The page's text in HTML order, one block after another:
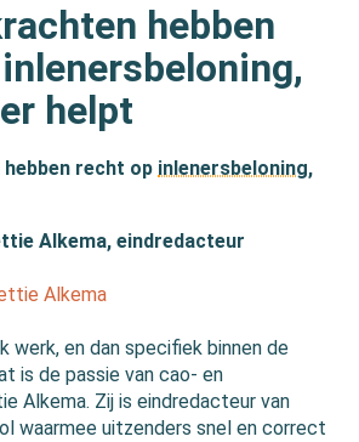
hebben
helpt
recht op inlenersbeloning,
Alkema, eindredacteur
werk, en dan specifiek binnen de
is de passie van cao- en
Alkema. Zij is eindredacteur van
waarmee uitzenders snel en correct